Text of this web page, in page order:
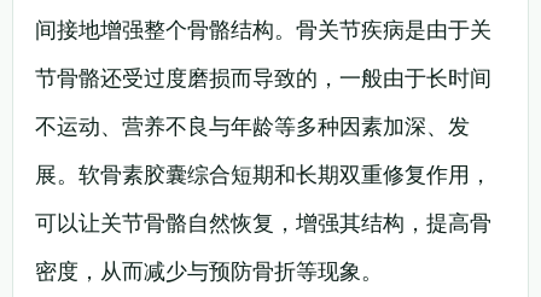
间接地增强整个骨骼结构。骨关节疾病是由于关
节骨骼还受过度磨损而导致的，一般由于长时间
不运动、营养不良与年龄等多种因素加深、发
展。软骨素胶囊综合短期和长期双重修复作用，
可以让关节骨骼自然恢复，增强其结构，提高骨
密度，从而减少与预防骨折等现象。